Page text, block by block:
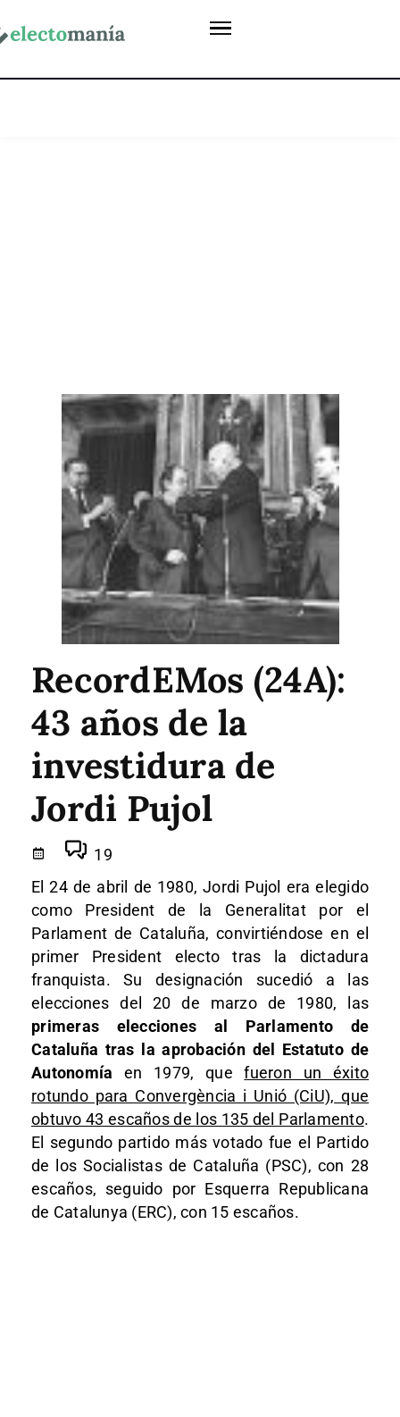
RecordEMos (24A):
43 años de la
investidura de
Jordi Pujol
19
El 24 de abril de 1980, Jordi Pujol era elegido
como President de la Generalitat por el
Parlament de Cataluña, convirtiéndose en el
primer President electo tras la dictadura
franquista. Su designación sucedió a las
elecciones del 20 de marzo de 1980, las
primeras elecciones al Parlamento de
Cataluña tras la aprobación del Estatuto de
Autonomía en 1979, quefueron un éxito
rotundo para Convergència i Unió (CiU), que
obtuvo 43 escaños de los 135 del Parlamento.
El segundo partido más votado fue el Partido
de los Socialistas de Cataluña (PSC), con 28
escaños, seguido por Esquerra Republicana
de Catalunya (ERC), con 15 escaños.